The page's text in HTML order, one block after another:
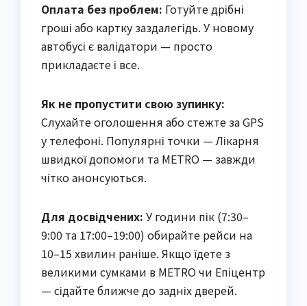
Оплата без проблем: Готуйте дрібні
гроші або картку заздалегідь. У новому
автобусі є валідатори — просто
прикладаєте і все.
Як не пропустити свою зупинку:
Слухайте оголошення або стежте за GPS
у телефоні. Популярні точки — Лікарня
швидкої допомоги та METRO — завжди
чітко анонсуються.
Для досвідчених: У години пік (7:30–
9:00 та 17:00–19:00) обирайте рейси на
10–15 хвилин раніше. Якщо їдете з
великими сумками в METRO чи Епіцентр
— сідайте ближче до задніх дверей.